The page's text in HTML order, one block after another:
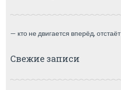
— кто не двигается вперёд, отстаёт
Свежие записи